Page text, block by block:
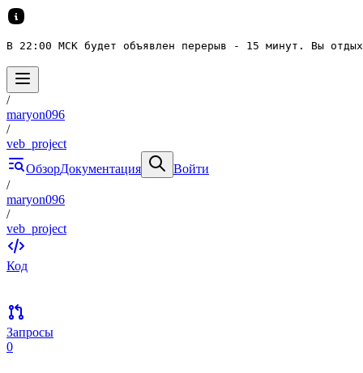
В 22:00 МСК будет объявлен перерыв - 15 минут. Вы
/
maryon096
/
veb_project
ОбзорДокументация
Войти
/
maryon096
/
veb_project
Код
Запросы
0